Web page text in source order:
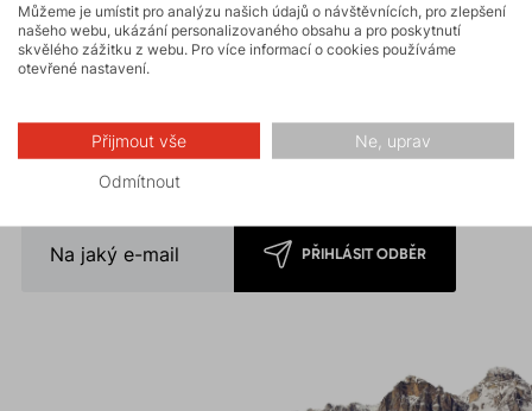
Novinky na e-mail
Slevu nelze uplatnitna již zlevněné zboží.
* Přihlášením souhlasíte se
PŘIHLÁSIT ODBĚR
Můžeme je umístit pro analýzu našich údajů o návštěvnících, pro zlepšení
našeho webu, ukázání personalizovaného obsahu a pro poskytnutí
skvělého zážitku z webu. Pro více informací o cookies používáme
otevřené nastavení.
Přijmout vše Ne, uprav
Odmítnout